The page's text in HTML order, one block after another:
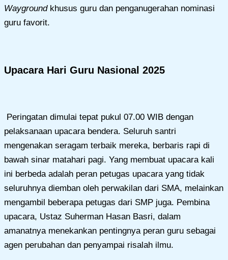
Waygroundkhusus guru dan penganugerahan nominasi
guru favorit.
Upacara Hari Guru Nasional 2025
Peringatan dimulai tepat pukul 07.00 WIB dengan
pelaksanaan upacara bendera. Seluruh santri
mengenakan seragam terbaik mereka, berbaris rapi di
bawah sinar matahari pagi. Yang membuat upacara kali
ini berbeda adalah peran petugas upacara yang tidak
seluruhnya diemban oleh perwakilan dari SMA, melainkan
mengambil beberapa petugas dari SMP juga. Pembina
upacara, Ustaz Suherman Hasan Basri, dalam
amanatnya menekankan pentingnya peran guru sebagai
agen perubahan dan penyampai risalah ilmu.